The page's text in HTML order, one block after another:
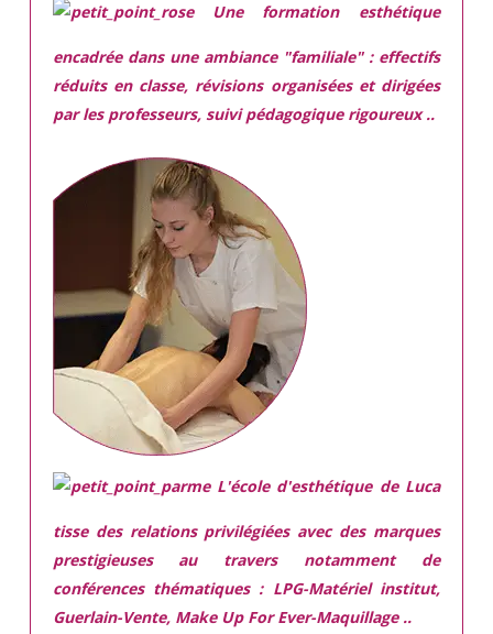
Une formation esthétique
encadrée dans une ambiance "familiale" : effectifs
réduits en classe, révisions organisées et dirigées
par les professeurs, suivi pédagogique rigoureux ..
L'école d'esthétique de Luca
tisse des relations privilégiées avec des marques
prestigieuses au travers notamment de
conférences thématiques : LPG-Matériel institut,
Guerlain-Vente, Make Up For Ever-Maquillage ..